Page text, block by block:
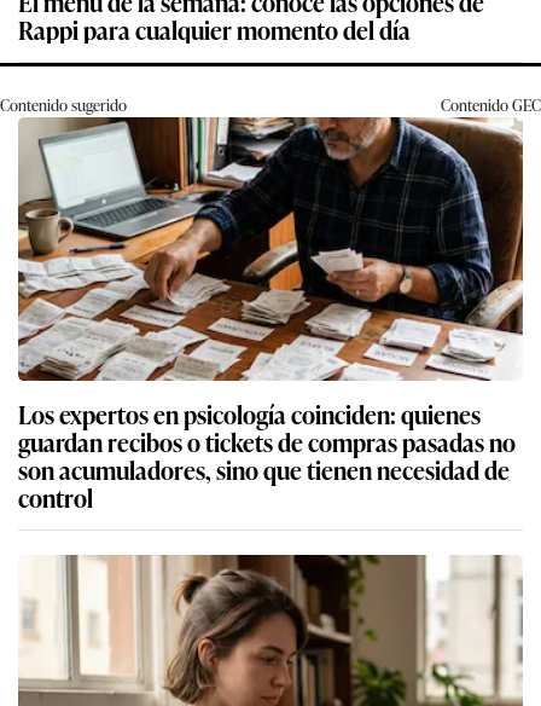
Rappi para cualquier momento del día
Contenido sugerido ContenidoGEC
Los expertos en psicología coinciden: quienes
guardan recibos o tickets de compras pasadas no
son acumuladores, sino que tienen necesidad de
control